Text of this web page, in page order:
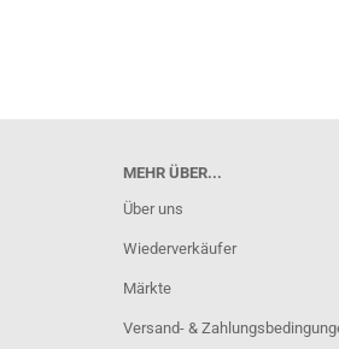
MEHR ÜBER...
Über uns
Wiederverkäufer
Märkte
Versand- &